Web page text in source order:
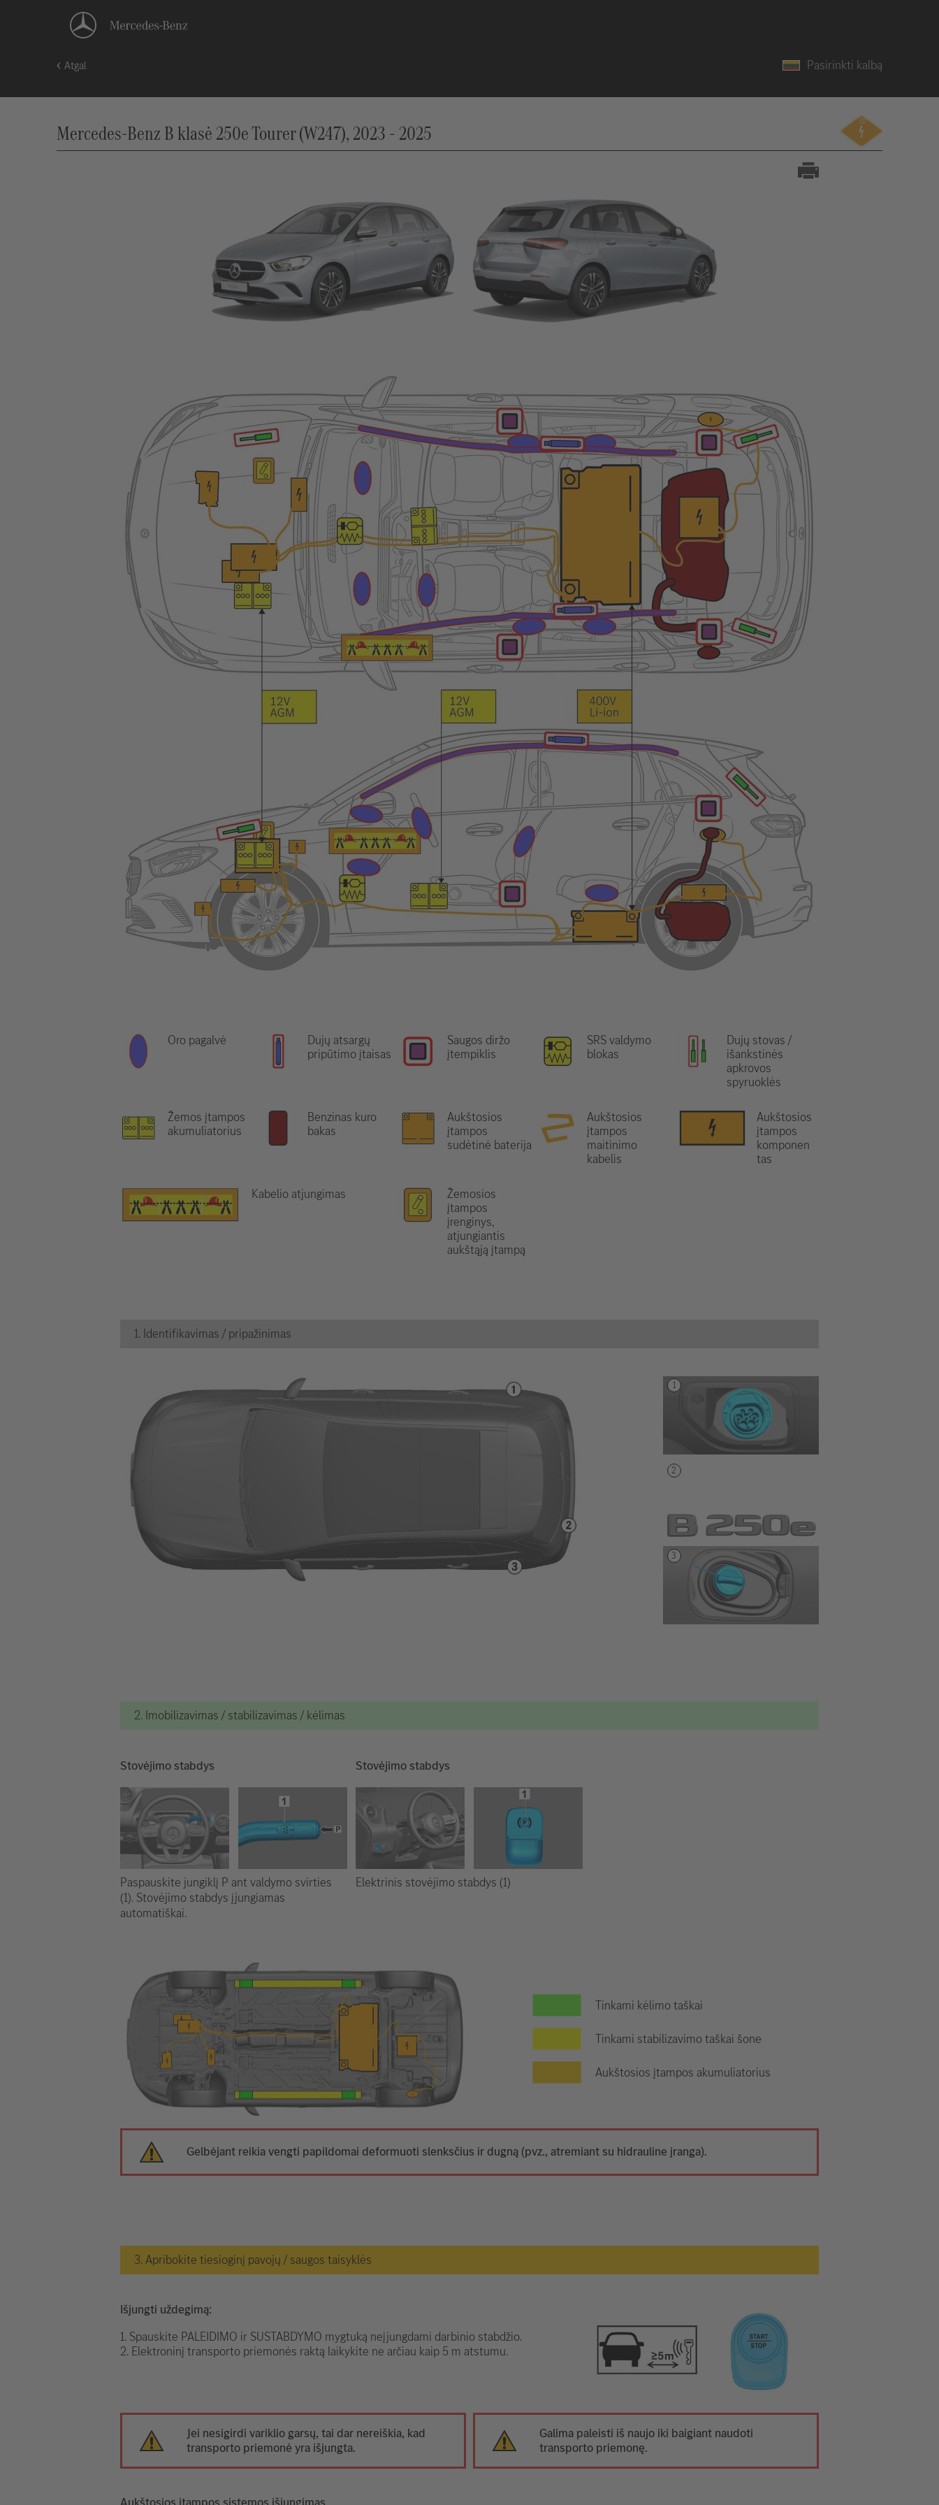
Atgal Pasirinkti kalbą
Mercedes-Benz B klasė 250e Tourer (W247), 2023 - 2025
Oro pagalvė
Dujų atsargų
pripūtimo įtaisas
Saugos diržo
įtempiklis
SRS valdymo
blokas
Dujų stovas /
išankstinės
apkrovos
spyruoklės
Žemos įtampos
akumuliatorius
Benzinas kuro
bakas
Aukštosios
įtampos
sudėtinė baterija
Aukštosios
įtampos
maitinimo
kabelis
Aukštosios
įtampos
komponen
tas
Kabelio atjungimas
Žemosios
įtampos
įrenginys,
atjungiantis
aukštąją įtampą
1. Identifikavimas / pripažinimas
2. Imobilizavimas / stabilizavimas / kėlimas
Stovėjimo stabdys
Paspauskite jungiklį P ant valdymo svirties
(1). Stovėjimo stabdys įjungiamas
automatiškai.
Stovėjimo stabdys
Elektrinis stovėjimo stabdys (1)
Tinkami kėlimo taškai
Tinkami stabilizavimo taškai šone
Aukštosios įtampos akumuliatorius
Gelbėjant reikia vengti papildomai deformuoti slenksčius ir dugną (pvz., atremiant su hidrauline įranga).
3. Apribokite tiesioginį pavojų / saugos taisyklės
Išjungti uždegimą:
1. Spauskite PALEIDIMO ir SUSTABDYMO mygtuką neįjungdami darbinio stabdžio.
2. Elektroninį transporto priemonės raktą laikykite ne arčiau kaip 5 m atstumu.
Jei nesigirdi variklio garsų, tai dar nereiškia, kad
transporto priemonė yra išjungta.
Galima paleisti iš naujo iki baigiant naudoti
transporto priemonę.